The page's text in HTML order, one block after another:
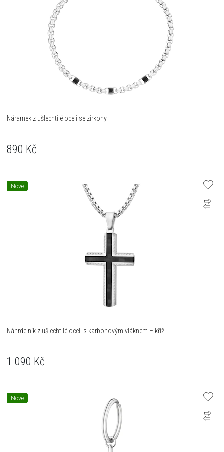
Náramek z ušlechtilé oceli se zirkony
890 Kč
Nové
Náhrdelník z ušlechtilé oceli s karbonovým vláknem – kříž
1 090 Kč
Nové